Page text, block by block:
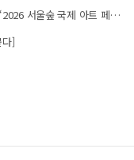
성동미술협회, 문화예술 축제의 새로운 시작 ‘2026 서울숲 국제 아트 페스타’ 개최
]